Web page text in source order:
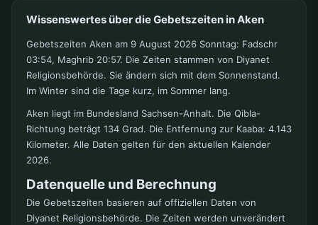
Wissenswertes über die Gebetszeiten in Aken
Gebetszeiten Aken am 9 August 2026 Sonntag: Fadschr
03:54, Maghrib 20:57. Die Zeiten stammen von Diyanet
Religionsbehörde. Sie ändern sich mit dem Sonnenstand.
Im Winter sind die Tage kurz, im Sommer lang.
Aken liegt im Bundesland Sachsen-Anhalt. Die Qibla-
Richtung beträgt 134 Grad. Die Entfernung zur Kaaba: 4.143
Kilometer. Alle Daten gelten für den aktuellen Kalender
2026.
Datenquelle und Berechnung
Die Gebetszeiten basieren auf offiziellen Daten von
Diyanet Religionsbehörde. Die Zeiten werden unverändert